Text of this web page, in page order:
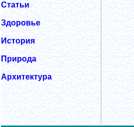
Статьи
Здоровье
История
Природа
Архитектура